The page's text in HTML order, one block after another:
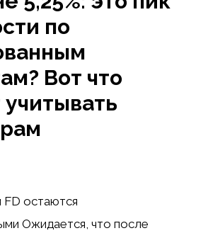
по
Вот что
FD остаются
Ожидается, что после